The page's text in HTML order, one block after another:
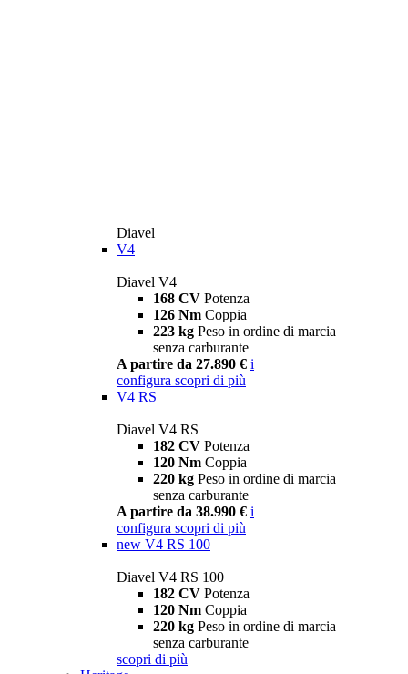
Diavel
V4
Diavel V4
168 CV Potenza
126 Nm Coppia
223 kg Peso in ordine di marcia
senza carburante
A partire da 27.890 € i
configura scopri di più
V4 RS
Diavel V4 RS
182 CV Potenza
120 Nm Coppia
220 kg Peso in ordine di marcia
senza carburante
A partire da 38.990 € i
configura scopri di più
new V4 RS 100
Diavel V4 RS 100
182 CV Potenza
120 Nm Coppia
220 kg Peso in ordine di marcia
senza carburante
scopri di più